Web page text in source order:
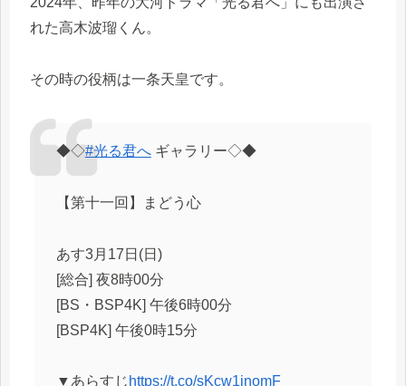
れた高木波瑠くん。
その時の役柄は一条天皇です。
◆◇#光る君へギャラリー◇◆
【第十一回】まどう心
あす3月17日(日)
[総合] 夜8時00分
[BS・BSP4K] 午後6時00分
[BSP4K] 午後0時15分
▼あらすじ https://t.co/sKcw1jnomF